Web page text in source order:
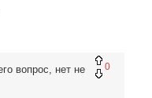
0
вопрос, нет не